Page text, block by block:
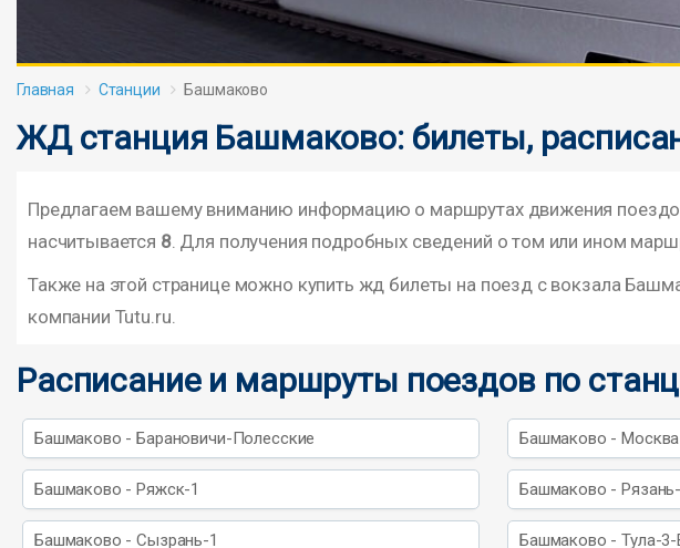
Главная Станции Башмаково
ЖД станция Башмаково: билеты,
Предлагаем вашему вниманию информацию о маршрутах движения
насчитывается 8 . Для получения подробных сведений о том или ином
Также на этой странице можно купить жд билеты на поезд с вокзала
компании Tutu.ru.
Расписание и маршруты поездов по
Башмаково - Барановичи-Полесские Башмаково - Москва
Башмаково - Ряжск-1 Башмаково -
Башмаково - Сызрань-1 Башмаково - Тула-3-